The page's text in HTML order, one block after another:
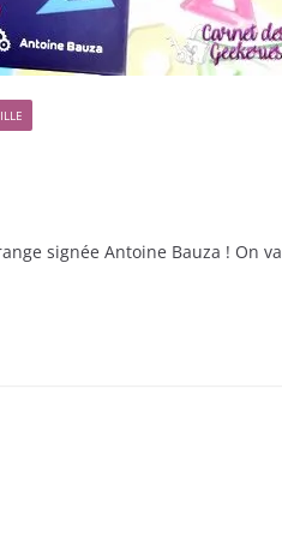
signée Antoine Bauza ! On va